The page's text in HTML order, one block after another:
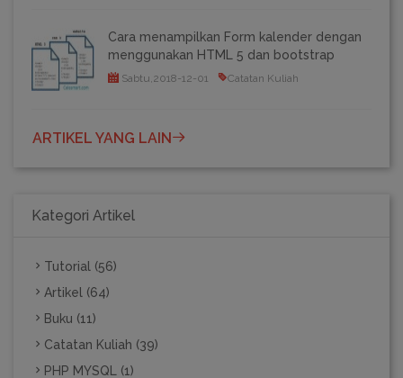
Cara menampilkan Form kalender dengan
menggunakan HTML 5 dan bootstrap
Sabtu,2018-12-01 Catatan Kuliah
ARTIKEL YANG LAIN
Kategori Artikel
Tutorial (56)
Artikel (64)
Buku (11)
Catatan Kuliah (39)
PHP MYSQL (1)